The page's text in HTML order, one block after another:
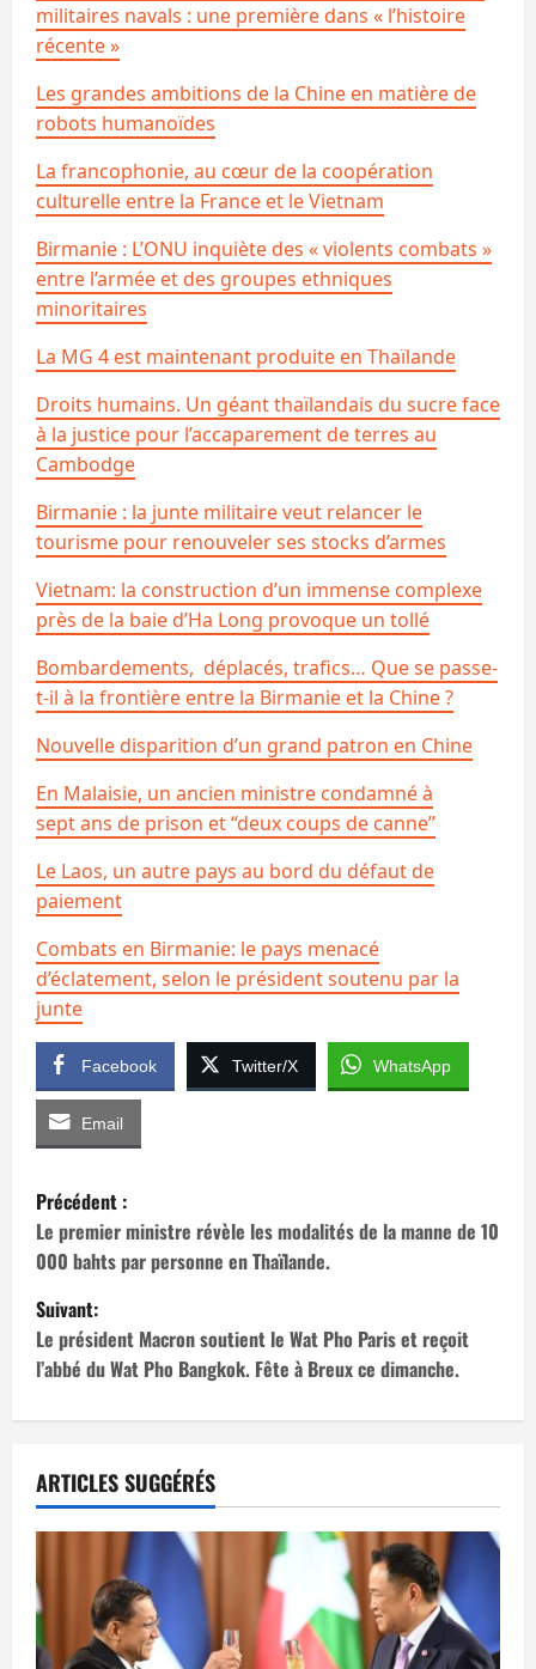
militaires navals : une première dans « l’histoire
récente »
Les grandes ambitions de la Chine en matière de
robots humanoïdes
La francophonie, au cœur de la coopération
culturelle entre la France et le Vietnam
Birmanie : L’ONU inquiète des « violents combats »
entre l’armée et des groupes ethniques
minoritaires
La MG 4 est maintenant produite en Thaïlande
Droits humains. Un géant thaïlandais du sucre face
à la justice pour l’accaparement de terres au
Cambodge
Birmanie : la junte militaire veut relancer le
tourisme pour renouveler ses stocks d’armes
Vietnam: la construction d’un immense complexe
près de la baie d’Ha Long provoque un tollé
Bombardements, déplacés, trafics… Que se passe-
t-il à la frontière entre la Birmanie et la Chine ?
Nouvelle disparition d’un grand patron en Chine
En Malaisie, un ancien ministre condamné à
sept ans de prison et “deux coups de canne”
Le Laos, un autre pays au bord du défaut de
paiement
Combats en Birmanie: le pays menacé
d’éclatement, selon le président soutenu par la
junte
Facebook Twitter/X WhatsApp
Email
N
a
v
i
g
t
i
o
n
Précédent :
Le premier ministre révèle les modalités de la manne de 10
000 bahts par personne en Thaïlande.
Suivant:
Le président Macron soutient le Wat Pho Paris et reçoit
l’abbé du Wat Pho Bangkok. Fête à Breux ce dimanche.
ARTICLES SUGGÉRÉS